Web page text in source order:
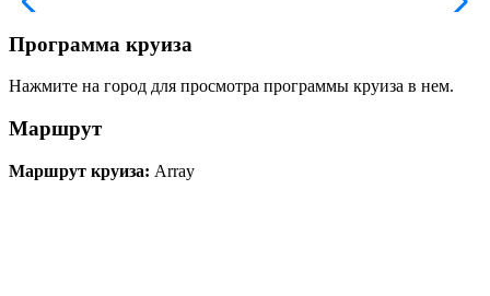
Программа круиза
Нажмите на город для просмотра программы круиза в нем.
Маршрут
Маршрут круиза: Array